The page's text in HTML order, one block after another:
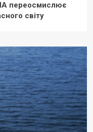
переосмислює
світу